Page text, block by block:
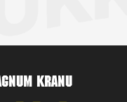
Kranu